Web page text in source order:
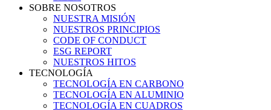
SOBRE NOSOTROS
NUESTRA MISIÓN
NUESTROS PRINCIPIOS
CODE OF CONDUCT
ESG REPORT
NUESTROS HITOS
TECNOLOGÍA
TECNOLOGÍA EN CARBONO
TECNOLOGÍA EN ALUMINIO
TECNOLOGÍA EN CUADROS